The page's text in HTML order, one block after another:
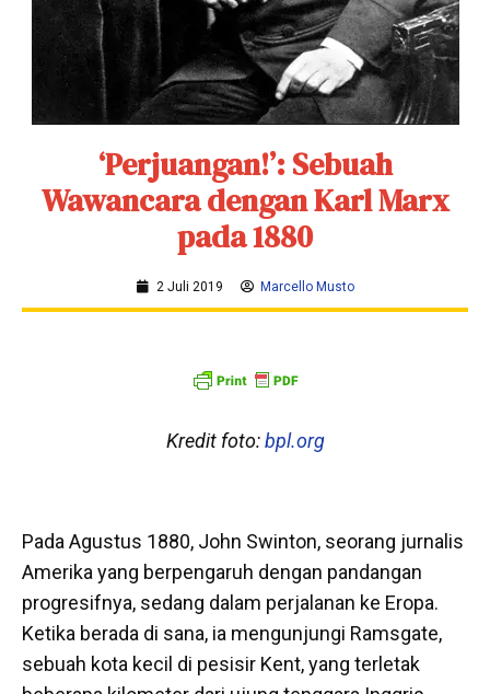
‘Perjuangan!’: Sebuah
Wawancara dengan Karl Marx
pada 1880
2 Juli 2019 Marcello Musto
Kredit foto:bpl.org
Pada Agustus 1880, John Swinton, seorang jurnalis
Amerika yang berpengaruh dengan pandangan
progresifnya, sedang dalam perjalanan ke Eropa.
Ketika berada di sana, ia mengunjungi Ramsgate,
sebuah kota kecil di pesisir Kent, yang terletak